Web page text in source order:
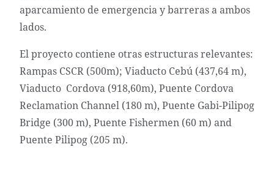
aparcamiento de emergencia y barreras a ambos
lados.
El proyecto contiene otras estructuras relevantes:
Rampas CSCR (500m); Viaducto Cebú (437,64 m),
Viaducto Cordova (918,60m), Puente Cordova
Reclamation Channel (180 m), Puente Gabi-Pilipog
Bridge (300 m), Puente Fishermen (60 m) and
Puente Pilipog (205 m).